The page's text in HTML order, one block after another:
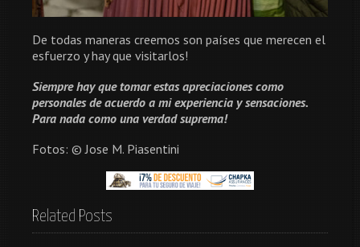
De todas maneras creemos son países que merecen el
esfuerzo y hay que visitarlos!
Siempre hay que tomar estas apreciaciones como
personales de acuerdo a mi experiencia y sensaciones.
Para nada como una verdad suprema!
Fotos: © Jose M. Piasentini
Related Posts